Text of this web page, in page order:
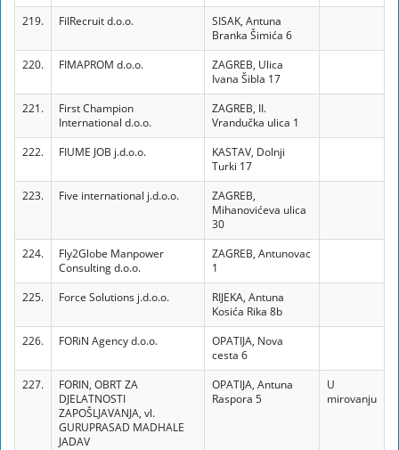
219.
FilRecruit d.o.o.
SISAK, Antuna
Branka Šimića 6
220.
FIMAPROM d.o.o.
ZAGREB, Ulica
Ivana Šibla 17
221.
First Champion
International d.o.o.
ZAGREB, II.
Vrandučka ulica 1
222.
FIUME JOB j.d.o.o.
KASTAV, Dolnji
Turki 17
223.
Five international j.d.o.o.
ZAGREB,
Mihanovićeva ulica
30
224.
Fly2Globe Manpower
Consulting d.o.o.
ZAGREB, Antunovac
1
225.
Force Solutions j.d.o.o.
RIJEKA, Antuna
Kosića Rika 8b
226.
FORiN Agency d.o.o.
OPATIJA, Nova
cesta 6
227.
FORIN, OBRT ZA
DJELATNOSTI
ZAPOŠLJAVANJA, vl.
GURUPRASAD MADHALE
JADAV
OPATIJA, Antuna
Raspora 5
U
mirovanju